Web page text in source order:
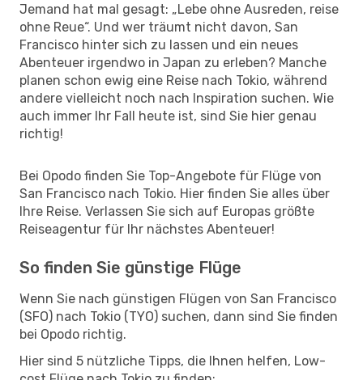
Jemand hat mal gesagt: „Lebe ohne Ausreden, reise
ohne Reue“. Und wer träumt nicht davon, San
Francisco hinter sich zu lassen und ein neues
Abenteuer irgendwo in Japan zu erleben? Manche
planen schon ewig eine Reise nach Tokio, während
andere vielleicht noch nach Inspiration suchen. Wie
auch immer Ihr Fall heute ist, sind Sie hier genau
richtig!
Bei Opodo finden Sie Top-Angebote für Flüge von
San Francisco nach Tokio. Hier finden Sie alles über
Ihre Reise. Verlassen Sie sich auf Europas größte
Reiseagentur für Ihr nächstes Abenteuer!
So finden Sie günstige Flüge
Wenn Sie nach günstigen Flügen von San Francisco
(SFO) nach Tokio (TYO) suchen, dann sind Sie finden
bei Opodo richtig.
Hier sind 5 nützliche Tipps, die Ihnen helfen, Low-